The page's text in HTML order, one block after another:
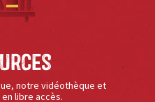
notre vidéothèque et
libre accès.